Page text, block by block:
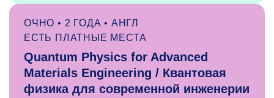
ОЧНО • 2 ГОДА • АНГЛ
ЕСТЬ ПЛАТНЫЕ МЕСТА
Quantum Physics for Advanced
Materials Engineering / Квантовая
физика для современной инженерии